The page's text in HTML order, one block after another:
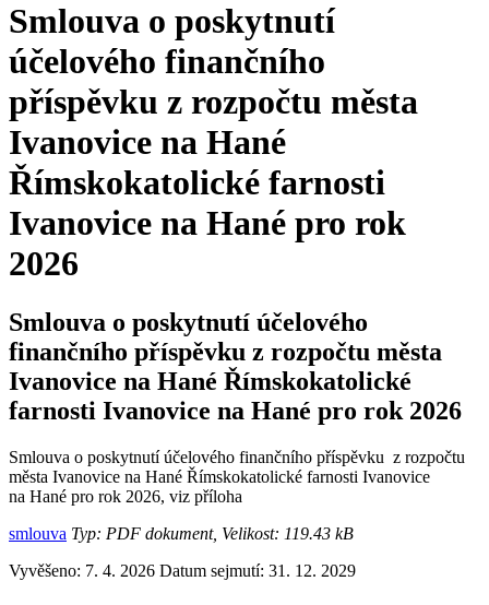
Smlouva o poskytnutí
účelového finančního
příspěvku z rozpočtu města
Ivanovice na Hané
Římskokatolické farnosti
Ivanovice na Hané pro rok
2026
Smlouva o poskytnutí účelového
finančního příspěvku z rozpočtu města
Ivanovice na Hané Římskokatolické
farnosti Ivanovice na Hané pro rok 2026
Smlouva o poskytnutí účelového finančního příspěvku z rozpočtu
města Ivanovice na Hané Římskokatolické farnosti Ivanovice
na Hané pro rok 2026, viz příloha
smlouva Typ: PDF dokument, Velikost: 119.43 kB
Vyvěšeno: 7. 4. 2026 Datum sejmutí: 31. 12. 2029